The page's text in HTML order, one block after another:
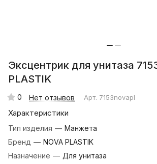
Эксцентрик для унитаза
PLASTIK
0 Нет отзывов Арт. 7153novapl
Характеристики
Тип изделия — Манжета
Бренд — NOVA PLASTIK
Назначение — Для унитаза